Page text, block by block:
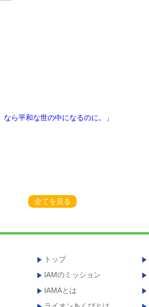
ら平和な世の中になるのに。」
全てを見る
トップ
IAMのミッション
IAMAとは